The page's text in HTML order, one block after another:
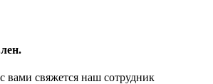
вами свяжется наш сотрудник